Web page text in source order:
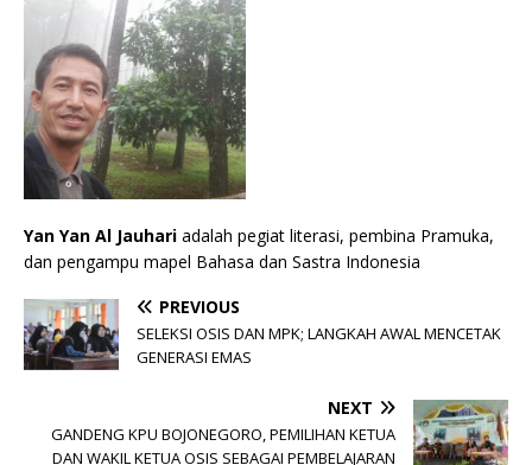
Yan Yan Al Jauhari adalah pegiat literasi, pembina Pramuka,
dan pengampu mapel Bahasa dan Sastra Indonesia
PREVIOUS
SELEKSI OSIS DAN MPK; LANGKAH AWAL MENCETAK
GENERASI EMAS
NEXT
GANDENG KPU BOJONEGORO, PEMILIHAN KETUA
DAN WAKIL KETUA OSIS SEBAGAI PEMBELAJARAN